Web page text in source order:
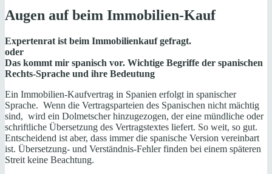
Augen auf beim Immobilien-Kauf
Expertenrat ist beim Immobilienkauf gefragt.
oder
Das kommt mir spanisch vor. Wichtige Begriffe der spanischen
Rechts-Sprache und ihre Bedeutung
Ein Immobilien-Kaufvertrag in Spanien erfolgt in spanischer
Sprache. Wenn die Vertragsparteien des Spanischen nicht mächtig
sind, wird ein Dolmetscher hinzugezogen, der eine mündliche oder
schriftliche Übersetzung des Vertragstextes liefert. So weit, so gut.
Entscheidend ist aber, dass immer die spanische Version vereinbart
ist. Übersetzung- und Verständnis-Fehler finden bei einem späteren
Streit keine Beachtung.